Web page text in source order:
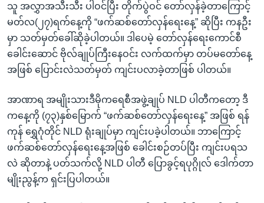
သူ အလွှာအသီးသီး ပါဝင်ပြီး တိုက်ပွဲဝင် တော်လှန်ခဲ့တာကြောင့်
မတ်လ(၂၇)ရက်နေ့ကို “ဖက်ဆစ်တော်လှန်ရေးနေ့” ဆိုပြီး ကနဦး
မှာ သတ်မှတ်ခေါ်ဆိုခဲ့ပါတယ်။ ဒါပေမဲ့ တော်လှန်ရေးကောင်စီ
ခေါင်းဆောင် ဗိုလ်ချုပ်ကြီးနေဝင်း လက်ထက်မှာ တပ်မတော်နေ့
အဖြစ် ပြောင်းလဲသတ်မှတ် ကျင်းပလာခဲ့တာဖြစ် ပါတယ်။
အာဏာရ အမျိုးသားဒီမိုကရေစီအဖွဲ့ချုပ် NLD ပါတီကတော့ ဒီ
ကနေ့ကို (၇၃)နှစ်မြောက် “ဖက်ဆစ်တော်လှန်ရေးနေ့” အဖြစ် ရန်
ကုန် ရွှေဂုံတိုင် NLD ရုံးချုပ်မှာ ကျင်းပခဲ့ပါတယ်။ ဘာကြောင့်
ဖက်ဆစ်တော်လှန်ရေးနေ့အဖြစ် ခေါင်းစဉ်တပ်ပြီး ကျင်းပရသ
လဲ ဆိုတာနဲ့ ပတ်သက်လို့ NLD ပါတီ ပြောခွင့်ရပုဂ္ဂိုလ် ဒေါက်တာ
မျိုးညွန့်က ရှင်းပြပါတယ်။